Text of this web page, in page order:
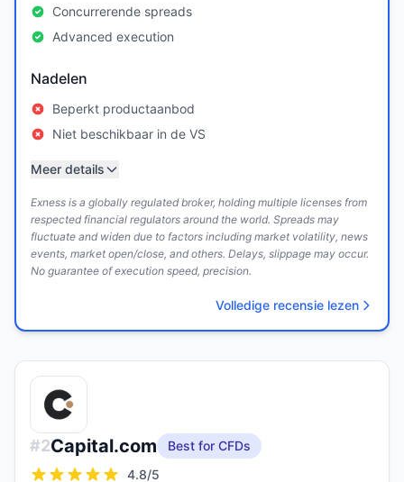
Concurrerende spreads
Advanced execution
Nadelen
Beperkt productaanbod
Niet beschikbaar in de VS
Meer details
Exness is a globally regulated broker, holding multiple licenses from
respected financial regulators around the world. Spreads may
fluctuate and widen due to factors including market volatility, news
events, market open/close, and others. Delays, slippage may occur.
No guarantee of execution speed, precision.
Volledige recensie lezen
#2Capital.com
Best for CFDs
4.8/5